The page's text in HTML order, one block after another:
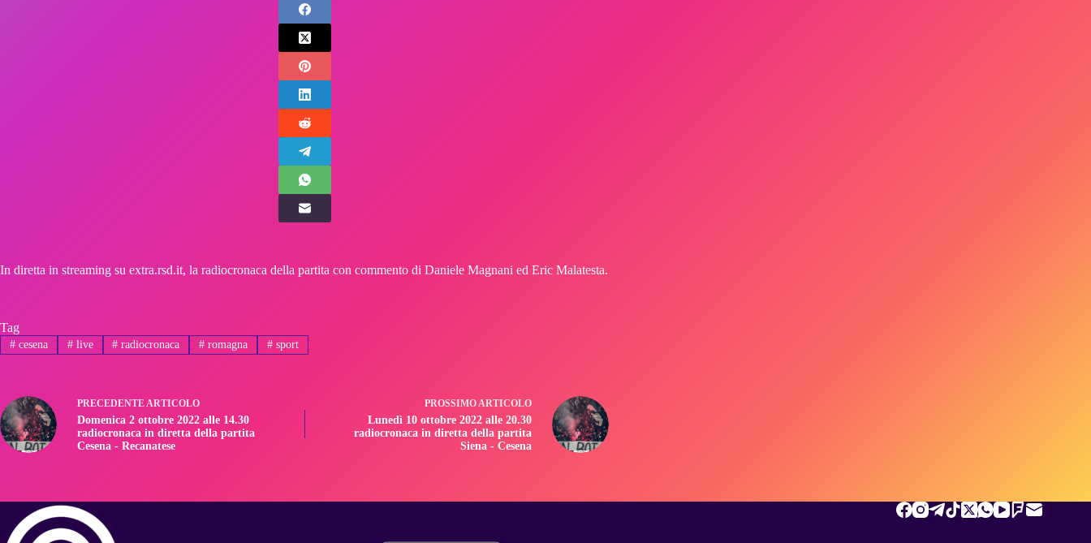
In diretta in streaming su extra.rsd.it, la radiocronaca della partita con commento di Daniele Magnani ed Eric Malatesta.
Tag
#cesena #live # radiocronaca # romagna # sport
PRECEDENTEARTICOLO
Domenica 2 ottobre 2022 alle 14.30
radiocronaca in diretta della partita
Cesena - Recanatese
PROSSIMOARTICOLO
Lunedì 10 ottobre 2022 alle 20.30
radiocronaca in diretta della partita
Siena - Cesena